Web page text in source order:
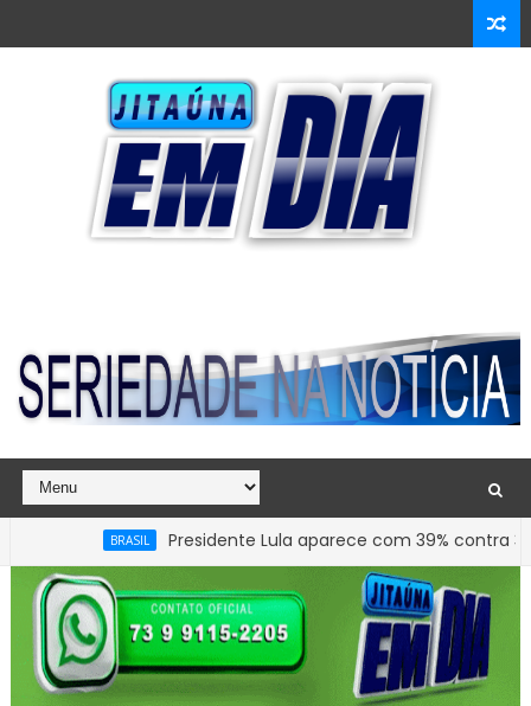
Presidente Lula aparece com 39% contra 30% de